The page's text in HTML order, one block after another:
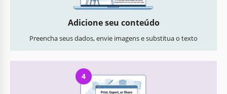
Adicione seu conteúdo
Preencha seus dados, envie imagens e substitua o texto
4